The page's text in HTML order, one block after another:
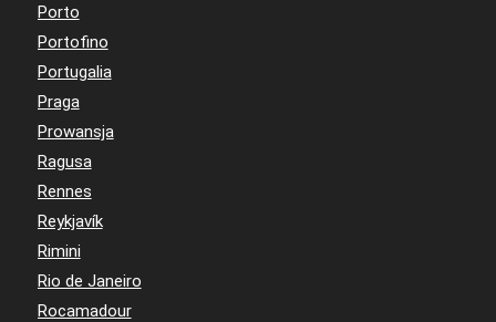
Porto
Portofino
Portugalia
Praga
Prowansja
Ragusa
Rennes
Reykjavík
Rimini
Rio de Janeiro
Rocamadour